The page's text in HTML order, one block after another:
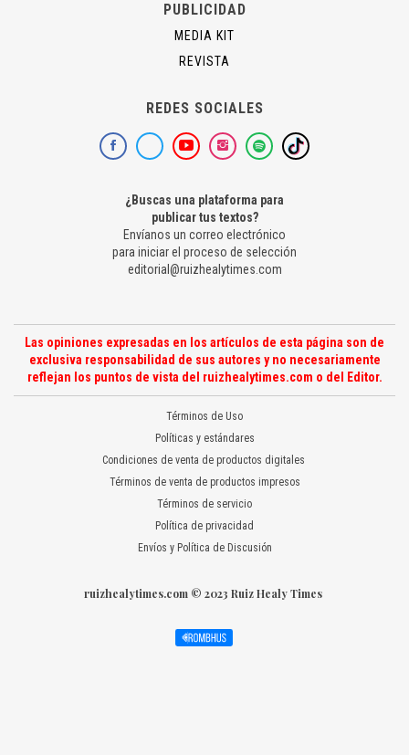
PUBLICIDAD
MEDIA KIT
REVISTA
REDES SOCIALES
¿Buscas una plataforma para
publicar tus textos?
Envíanos un correo electrónico
para iniciar el proceso de selección
editorial@ruizhealytimes.com
Las opiniones expresadas en los artículos de esta página son de
exclusiva responsabilidad de sus autores y no necesariamente
reflejan los puntos de vista del ruizhealytimes.com o del Editor.
Términos de Uso
Políticas y estándares
Condiciones de venta de productos digitales
Términos de venta de productos impresos
Términos de servicio
Política de privacidad
Envíos y Política de Discusión
ruizhealytimes.com © 2023 Ruiz Healy Times